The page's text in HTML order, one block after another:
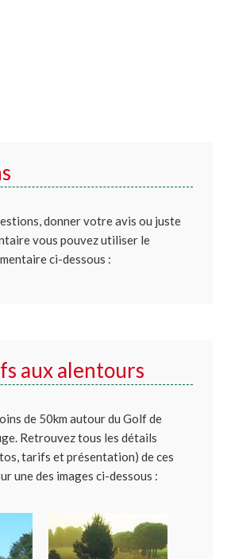
donner votre avis ou juste
vous pouvez utiliser le
ci-dessous :
aux alentours
de 50km autour du Golf de
Retrouvez tous les détails
tarifs et présentation) de ces
une des images ci-dessous :